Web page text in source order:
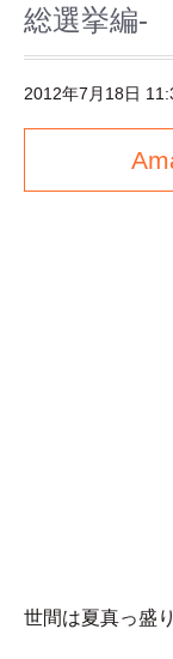
総選挙編-
2012年7月18日
世間は夏真っ盛